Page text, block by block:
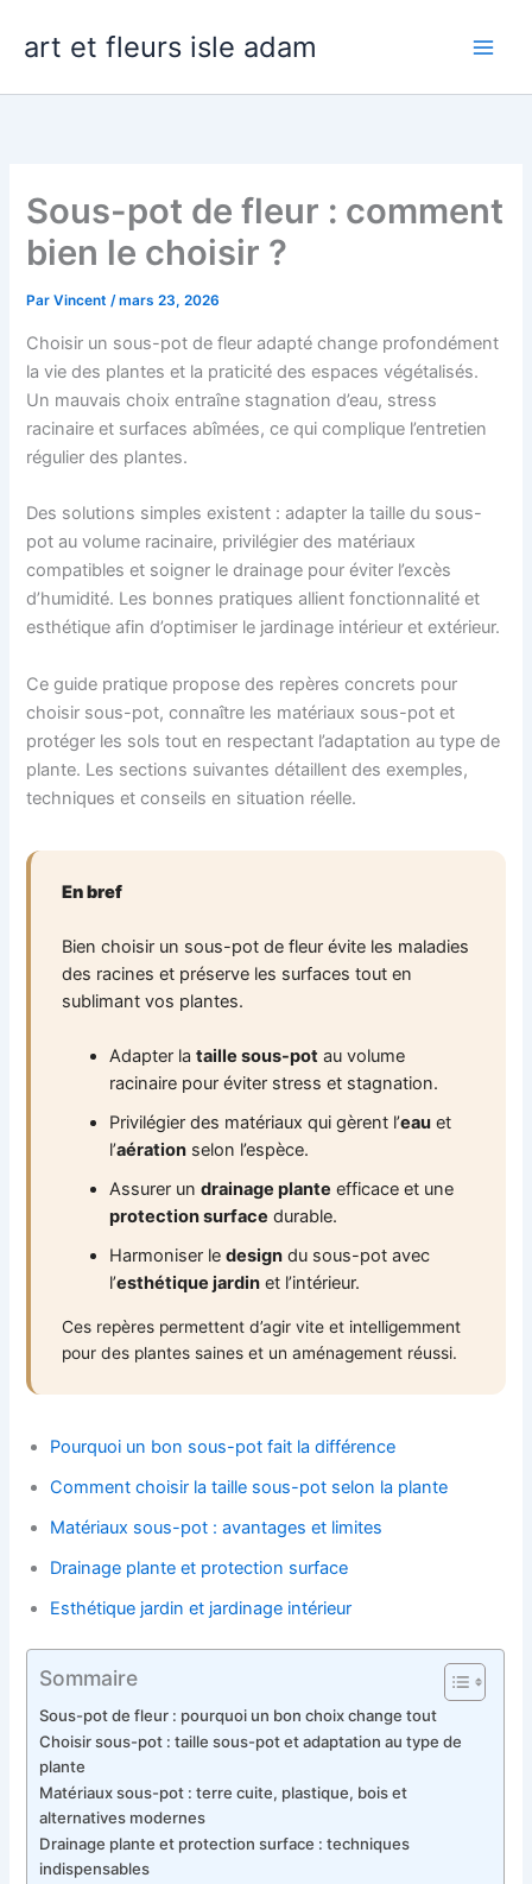
art et fleurs isle adam
Sous-pot de fleur : comment
bien le choisir ?
ParVincent/mars 23, 2026
Choisir un sous-pot de fleur adapté change profondément
la vie des plantes et la praticité des espaces végétalisés.
Un mauvais choix entraîne stagnation d’eau, stress
racinaire et surfaces abîmées, ce qui complique l’entretien
régulier des plantes.
Des solutions simples existent : adapter la taille du sous-
pot au volume racinaire, privilégier des matériaux
compatibles et soigner le drainage pour éviter l’excès
d’humidité. Les bonnes pratiques allient fonctionnalité et
esthétique afin d’optimiser le jardinage intérieur et extérieur.
Ce guide pratique propose des repères concrets pour
choisir sous-pot, connaître les matériaux sous-pot et
protéger les sols tout en respectant l’adaptation au type de
plante. Les sections suivantes détaillent des exemples,
techniques et conseils en situation réelle.
En bref
Bien choisir un sous-pot de fleur évite les maladies
des racines et préserve les surfaces tout en
sublimant vos plantes.
Adapter lataille sous-pot au volume
racinaire pour éviter stress et stagnation.
Privilégier des matériaux qui gèrent l’eau et
l’aération selon l’espèce.
Assurer undrainage plante efficace et une
protection surface durable.
Harmoniser ledesign du sous-pot avec
l’esthétique jardin et l’intérieur.
Ces repères permettent d’agir vite et intelligemment
pour des plantes saines et un aménagement réussi.
Pourquoi un bon sous-pot fait la différence
Comment choisir la taille sous-pot selon la plante
Matériaux sous-pot : avantages et limites
Drainage plante et protection surface
Esthétique jardin et jardinage intérieur
Sommaire
Sous-pot de fleur : pourquoi un bon choix change tout
Choisir sous-pot : taille sous-pot et adaptation au type de
plante
Matériaux sous-pot : terre cuite, plastique, bois et
alternatives modernes
Drainage plante et protection surface : techniques
indispensables